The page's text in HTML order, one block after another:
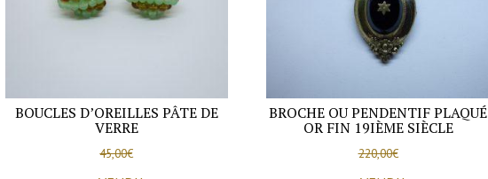
BOUCLES D’OREILLES PÂTE DE
VERRE
45,00€
BROCHE OU PENDENTIF PLAQUÉ
OR FIN 19IÈME SIÈCLE
220,00€